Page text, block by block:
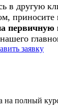
в другую
первичную
заявку